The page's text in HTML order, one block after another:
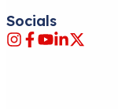
Socials